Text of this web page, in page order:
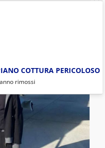
di
COTTURA PERICOLOSO
rimossi